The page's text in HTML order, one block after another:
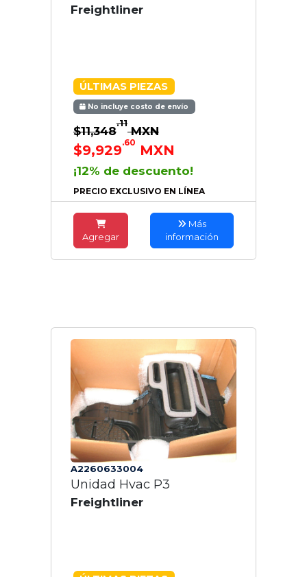
Freightliner
ÚLTIMAS PIEZAS
No incluye costo de envío
$11,348
.11
MXN
$9,929.60 MXN
¡12% de descuento!
PRECIO EXCLUSIVO EN LÍNEA
Agregar
Más
información
A2260633004
Unidad Hvac P3
Freightliner